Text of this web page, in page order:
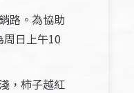
路。為協助
日上午10
，柿子越紅